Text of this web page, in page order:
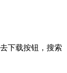
下载按钮，搜索